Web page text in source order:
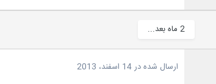
2 ماه بعد...
ارسال شده در14 اسفند، 2013